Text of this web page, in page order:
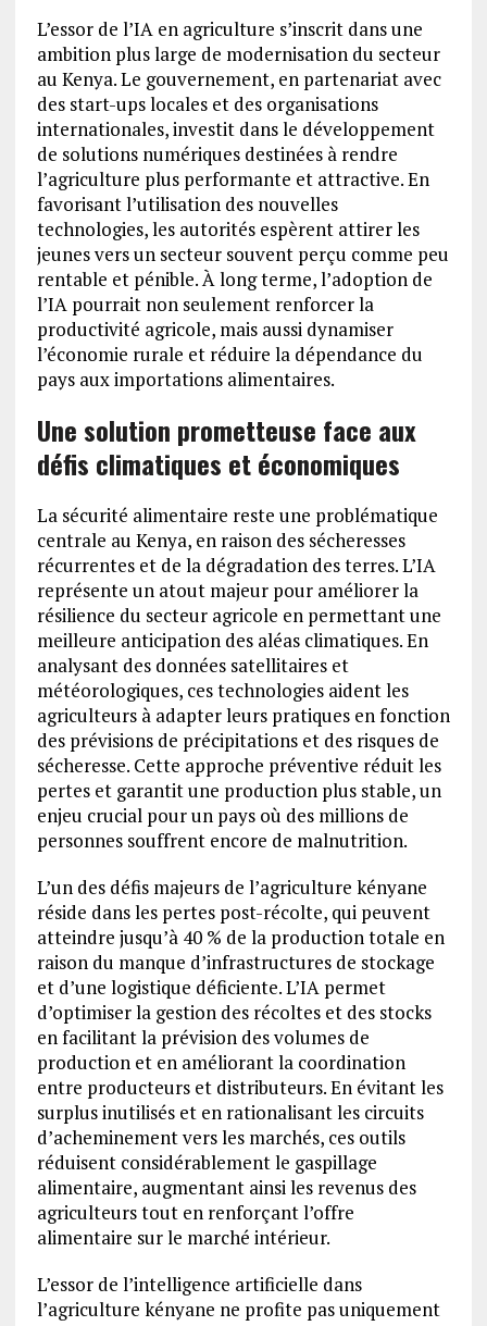
L’essor de l’IA en agriculture s’inscrit dans une
ambition plus large de modernisation du secteur
au Kenya. Le gouvernement, en partenariat avec
des start-ups locales et des organisations
internationales, investit dans le développement
de solutions numériques destinées à rendre
l’agriculture plus performante et attractive. En
favorisant l’utilisation des nouvelles
technologies, les autorités espèrent attirer les
jeunes vers un secteur souvent perçu comme peu
rentable et pénible. À long terme, l’adoption de
l’IA pourrait non seulement renforcer la
productivité agricole, mais aussi dynamiser
l’économie rurale et réduire la dépendance du
pays aux importations alimentaires.
Une solution prometteuse face aux
défis climatiques et économiques
La sécurité alimentaire reste une problématique
centrale au Kenya, en raison des sécheresses
récurrentes et de la dégradation des terres. L’IA
représente un atout majeur pour améliorer la
résilience du secteur agricole en permettant une
meilleure anticipation des aléas climatiques. En
analysant des données satellitaires et
météorologiques, ces technologies aident les
agriculteurs à adapter leurs pratiques en fonction
des prévisions de précipitations et des risques de
sécheresse. Cette approche préventive réduit les
pertes et garantit une production plus stable, un
enjeu crucial pour un pays où des millions de
personnes souffrent encore de malnutrition.
L’un des défis majeurs de l’agriculture kényane
réside dans les pertes post-récolte, qui peuvent
atteindre jusqu’à 40 % de la production totale en
raison du manque d’infrastructures de stockage
et d’une logistique déficiente. L’IA permet
d’optimiser la gestion des récoltes et des stocks
en facilitant la prévision des volumes de
production et en améliorant la coordination
entre producteurs et distributeurs. En évitant les
surplus inutilisés et en rationalisant les circuits
d’acheminement vers les marchés, ces outils
réduisent considérablement le gaspillage
alimentaire, augmentant ainsi les revenus des
agriculteurs tout en renforçant l’offre
alimentaire sur le marché intérieur.
L’essor de l’intelligence artificielle dans
l’agriculture kényane ne profite pas uniquement